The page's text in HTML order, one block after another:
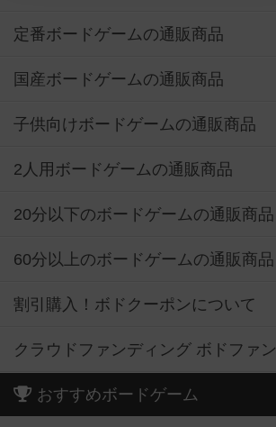
定番ボードゲームの通販商品
国産ボードゲームの通販商品
子供向けボードゲームの通販商品
2人用ボードゲームの通販商品
20分以下のボードゲームの通販商品
60分以上のボードゲームの通販商品
割引購入！ボドクーポンについて
クラウドファンディング ボドファン
おすすめボードゲーム